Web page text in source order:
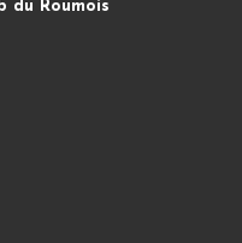
du Roumois